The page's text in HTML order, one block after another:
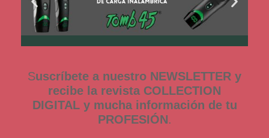
Suscríbete a nuestro NEWSLETTER y
recibe la revista COLLECTION
DIGITAL y mucha información de tu
PROFESIÓN.